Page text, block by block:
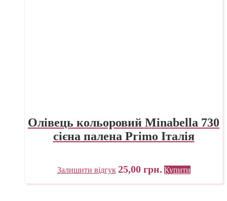
Олівець кольоровий Minabella 730
сієна палена Primo Італія
Залишити відгук 25,00 грн. Купити